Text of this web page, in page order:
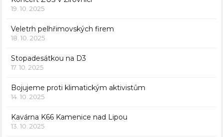
19. 10. 2025
Veletrh pelhřimovských firem
18. 10. 2025
Stopadesátkou na D3
17. 10. 2025
Bojujeme proti klimatickým aktivistům
14. 10. 2025
Kavárna K66 Kamenice nad Lipou
13. 10. 2025